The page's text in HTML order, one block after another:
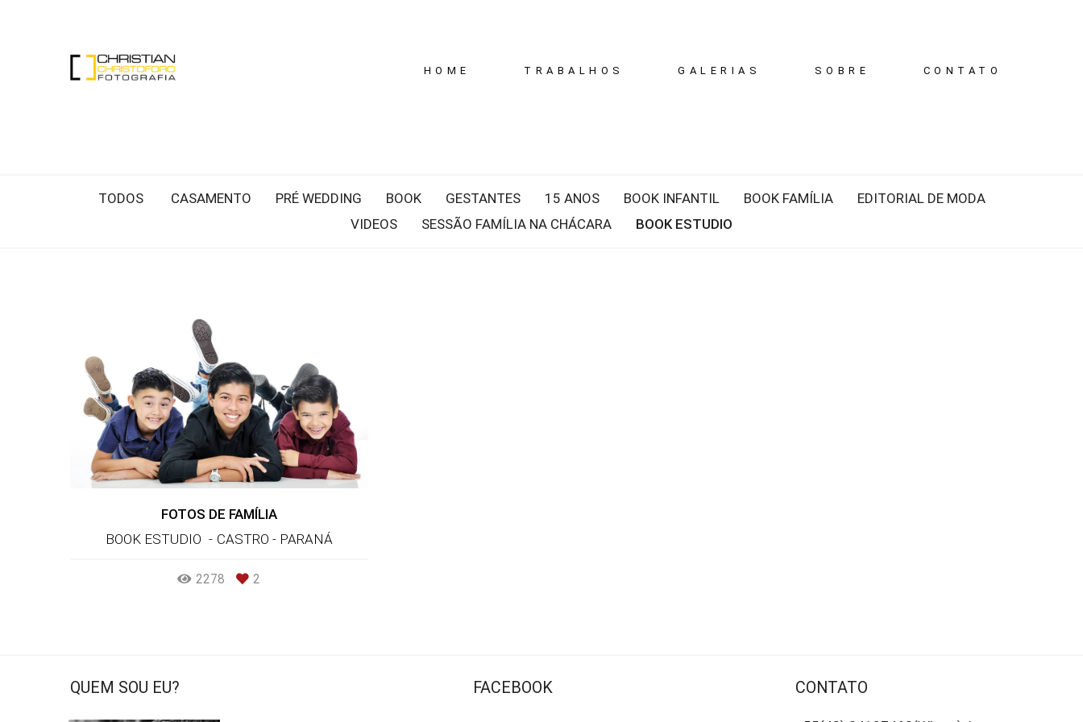
HOME TRABALHOS GALERIAS SOBRE CONTATO
TODOS CASAMENTO PRÉ WEDDING BOOK GESTANTES 15 ANOS BOOK INFANTIL BOOK FAMÍLIA
EDITORIAL DE MODA
VIDEOS
SESSÃO FAMÍLIA NA CHÁCARA BOOK ESTUDIO
FOTOS DE FAMÍLIA
BOOK ESTUDIO
CASTRO - PARANÁ
2278 2
QUEM SOU EU? FACEBOOK CONTATO